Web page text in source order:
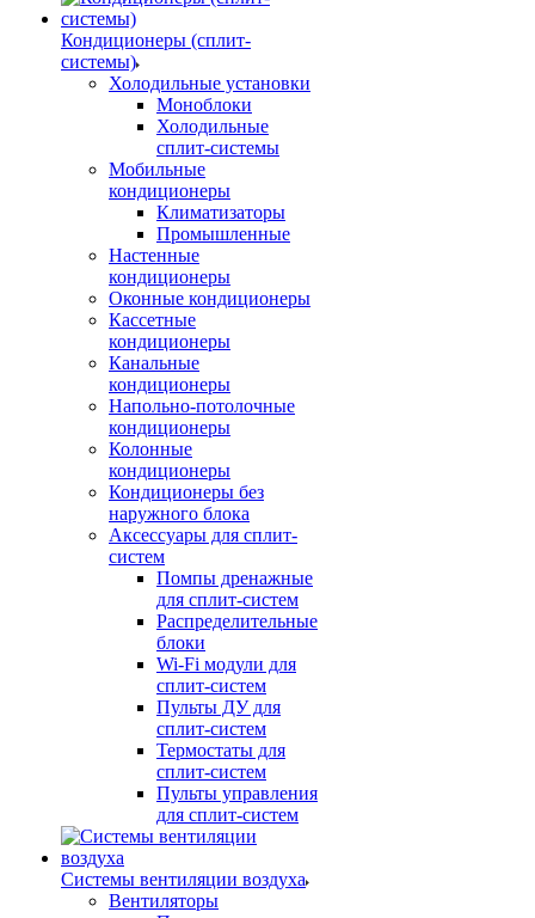
Кондиционеры (сплит-
системы)
Холодильные установки
Моноблоки
Холодильные
сплит-системы
Мобильные
кондиционеры
Климатизаторы
Промышленные
Настенные
кондиционеры
Оконные кондиционеры
Кассетные
кондиционеры
Канальные
кондиционеры
Напольно-потолочные
кондиционеры
Колонные
кондиционеры
Кондиционеры без
наружного блока
Аксессуары для сплит-
систем
Помпы дренажные
для сплит-систем
Распределительные
блоки
Wi-Fi модули для
сплит-систем
Пульты ДУ для
сплит-систем
Термостаты для
сплит-систем
Пульты управления
для сплит-систем
Системы вентиляции воздуха
Вентиляторы